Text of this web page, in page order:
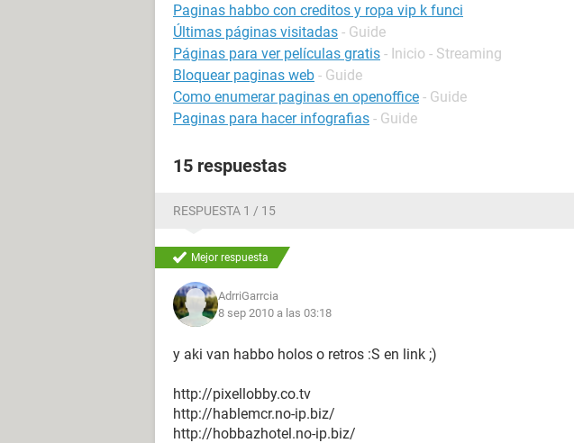
Paginas habbo con creditos y ropa vip k funci
Últimas páginas visitadas - Guide
Páginas para ver películas gratis - Inicio - Streaming
Bloquear paginas web - Guide
Como enumerar paginas en openoffice - Guide
Paginas para hacer infografias - Guide
15 respuestas
RESPUESTA 1 / 15
Mejor respuesta
AdrriGarrcia
8 sep 2010 a las 03:18
y aki van habbo holos o retros :S en link ;)
http://pixellobby.co.tv
http://hablemcr.no-ip.biz/
http://hobbazhotel.no-ip.biz/